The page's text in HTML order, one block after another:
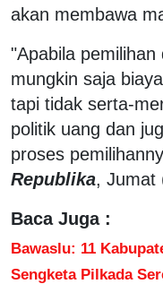
akan membawa
"Apabila
mungkin saja
tapi tidak serta-
politik uang dan
proses
Republika, Jumat
Baca Juga :
Bawaslu: 11
Sengketa Pilkada